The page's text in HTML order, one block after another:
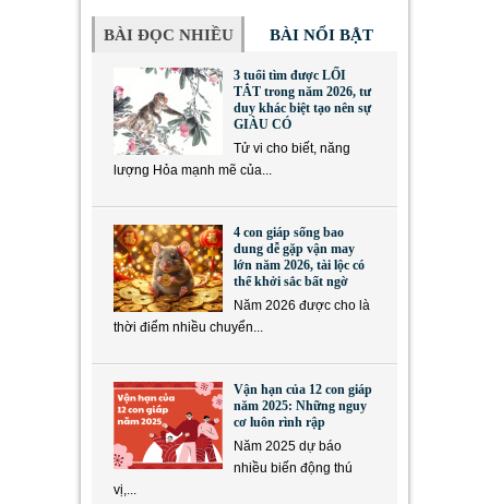
BÀI ĐỌC NHIỀU BÀI NỔI BẬT
3 tuổi tìm được LỐI
TẮT trong năm 2026, tư
duy khác biệt tạo nên sự
GIÀU CÓ
Tử vi cho biết, năng
lượng Hỏa mạnh mẽ của...
4 con giáp sống bao
dung dễ gặp vận may
lớn năm 2026, tài lộc có
thể khởi sắc bất ngờ
Năm 2026 được cho là
thời điểm nhiều chuyển...
Vận hạn của 12 con giáp
năm 2025: Những nguy
cơ luôn rình rập
Năm 2025 dự báo
nhiều biến động thú
vị,...